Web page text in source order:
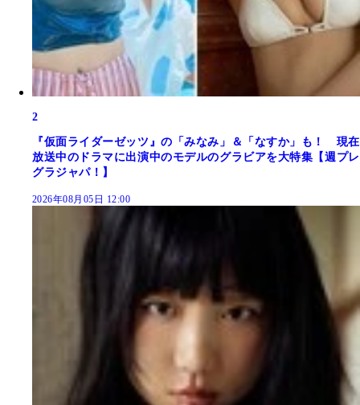
2
『仮面ライダーゼッツ』の「みなみ」＆「なすか」も！ 現在
放送中のドラマに出演中のモデルのグラビアを大特集【週プレ
グラジャパ！】
2026年08月05日 12:00